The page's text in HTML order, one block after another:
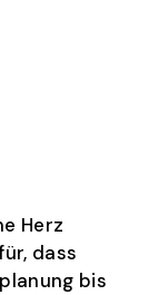
Herz
dass
bis